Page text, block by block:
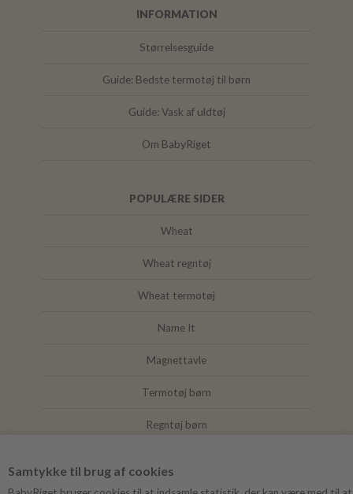
Samtykke til brug af cookies
INFORMATION
Størrelsesguide
Guide: Bedste termotøj til børn
Guide: Vask af uldtøj
Om BabyRiget
POPULÆRE SIDER
Wheat
Wheat regntøj
Wheat termotøj
Name It
Magnettavle
Termotøj børn
Regntøj børn
Mushie